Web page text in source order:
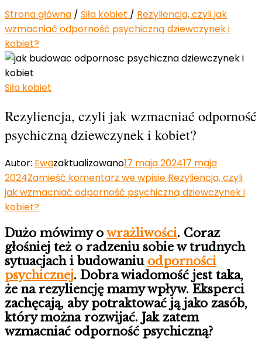
Strona główna / Siła kobiet / Rezyliencja, czyli jak
wzmacniać odporność psychiczną dziewczynek i
kobiet?
Siła kobiet
Rezyliencja, czyli jak wzmacniać odporność
psychiczną dziewczynek i kobiet?
Autor: Ewazaktualizowano17 maja 202417 maja
2024Zamieść komentarz we wpisie Rezyliencja, czyli
jak wzmacniać odporność psychiczną dziewczynek i
kobiet?
Dużo mówimy o wrażliwości. Coraz
głośniej też o radzeniu sobie w trudnych
sytuacjach i budowaniu odporności
psychicznej. Dobra wiadomość jest taka,
że na rezyliencję mamy wpływ. Eksperci
zachęcają, aby potraktować ją jako zasób,
który można rozwijać. Jak zatem
wzmacniać odporność psychiczną?